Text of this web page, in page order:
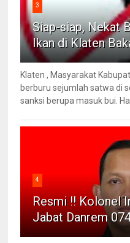
3
Siap-siap, Nekat
Ikan di Klaten
Klaten , Masyarakat
berburu sejumlah satwa di
sanksi berupa masuk bui.
4
Resmi !! Kolonel
Jabat Danrem